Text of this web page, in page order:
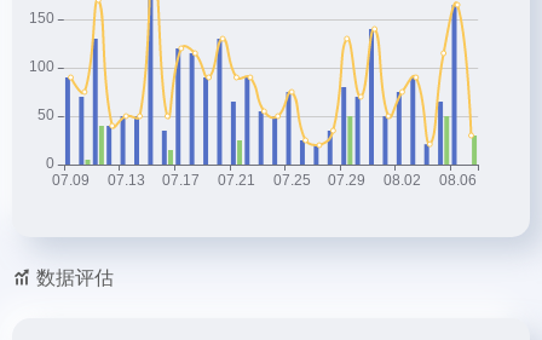
数据评估